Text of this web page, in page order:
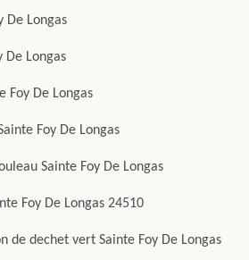
De Longas
De Longas
Foy De Longas
Foy De Longas
Sainte Foy De Longas
Foy De Longas 24510
de dechet vert Sainte Foy De Longas